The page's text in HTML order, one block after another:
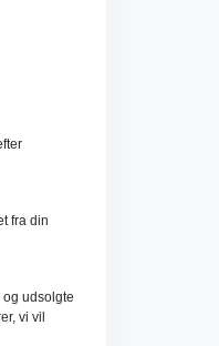
fra din
udsolgte
vi vil